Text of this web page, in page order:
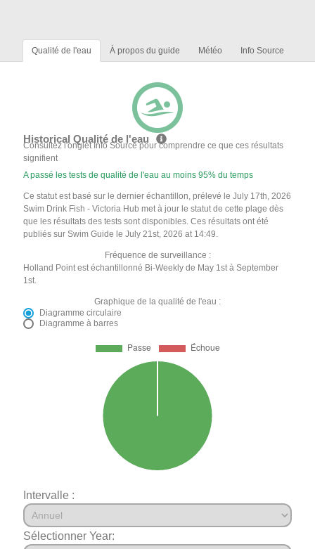
Qualité de l'eau À propos du guide Météo Info Source
Historical Qualité de l'eau
Consultez l'onglet Info Source pour comprendre ce que ces résultats
signifient
A passé les tests de qualité de l'eau au moins 95% du temps
Ce statut est basé sur le dernier échantillon, prélevé le July 17th, 2026
Swim Drink Fish - Victoria Hub met à jour le statut de cette plage dès
que les résultats des tests sont disponibles. Ces résultats ont été
publiés sur Swim Guide le July 21st, 2026 at 14:49.
Fréquence de surveillance :
Holland Point est échantillonné Bi-Weekly de May 1st à September
1st.
Graphique de la qualité de l'eau :
Diagramme circulaire
Diagramme à barres
Intervalle :
Sélectionner Year: